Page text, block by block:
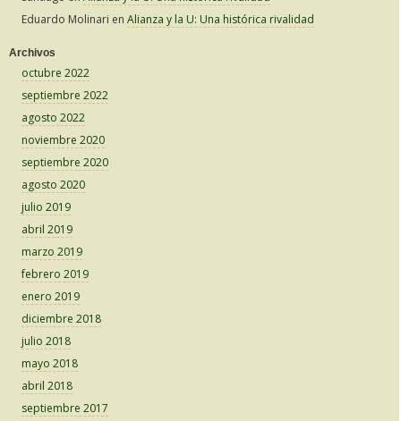
Eduardo Molinari en Alianza y la U: Una histórica rivalidad
Archivos
octubre 2022
septiembre 2022
agosto 2022
noviembre 2020
septiembre 2020
agosto 2020
julio 2019
abril 2019
marzo 2019
febrero 2019
enero 2019
diciembre 2018
julio 2018
mayo 2018
abril 2018
septiembre 2017